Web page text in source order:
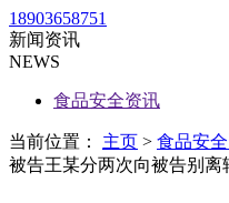
18903658751
新闻资讯
NEWS
食品安全资讯
当前位置： 主页 > 食品安
被告王某分两次向被告别离